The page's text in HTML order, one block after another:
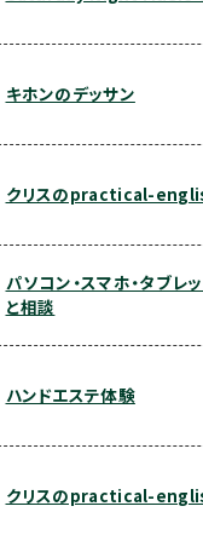
キホンのデッサン
クリスのpractical-
パソコン・スマホ・タブレ
と相談
ハンドエステ体験
クリスのpractical-